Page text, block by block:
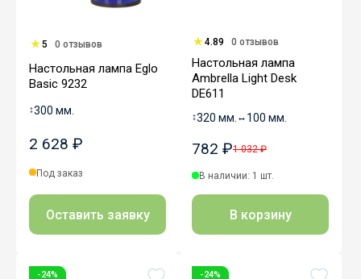
5 0 отзывов
Настольная лампа Eglo
Basic 9232
↕300 мм.
2 628 ₽
Под заказ
Оставить заявку
4.89 0 отзывов
Настольная лампа
Ambrella Light Desk
DE611
↕320 мм. ↔ 100 мм.
782 ₽1 032 ₽
В наличии: 1 шт.
В корзину
-24% -24%